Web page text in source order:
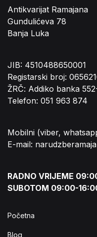
Antikvarijat Ramajana
Gundulićeva 78
Banja Luka
JIB: 4510488650001
Registarski broj:
ŽRČ: Addiko banka
Telefon: 051 963 874
Mobilni (viber,
E-mail:
RADNO VRIJEME
SUBOTOM 09:00-
Početna
Blog